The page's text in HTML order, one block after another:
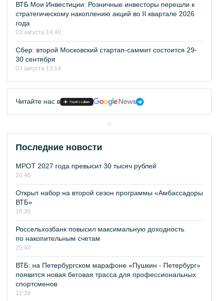
ВТБ Мои Инвестиции: Розничные инвесторы перешли к
стратегическому накоплению акций во II квартале 2026
года
03 августа 14:40
Сбер: второй Московский стартап-саммит состоится 29-
30 сентября
03 августа 13:14
Читайте нас в
Последние новости
МРОТ 2027 года превысит 30 тысяч рублей
20:46
Открыт набор на второй сезон программы «Амбассадоры
ВТБ»
16:30
Россельхозбанк повысил максимальную доходность
по накопительным счетам
15:40
ВТБ: на Петербургском марафоне «Пушкин - Петербург»
появится новая беговая трасса для профессиональных
спортсменов
12:28